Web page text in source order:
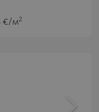
€/м2